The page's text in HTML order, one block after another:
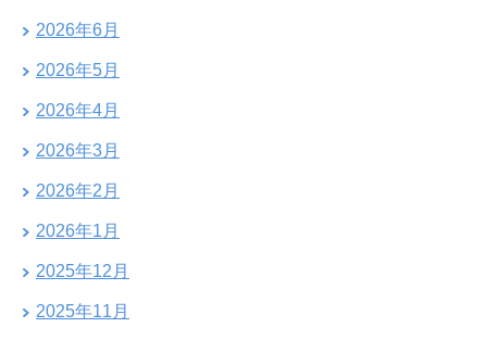
2026年6月
2026年5月
2026年4月
2026年3月
2026年2月
2026年1月
2025年12月
2025年11月